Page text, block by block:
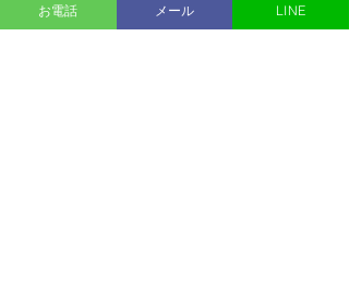
ススメします
お電話 メール LINE